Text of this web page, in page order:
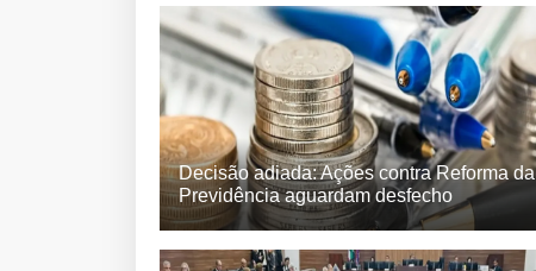
Decisão adiada: Ações contra Reforma da
Previdência aguardam desfecho